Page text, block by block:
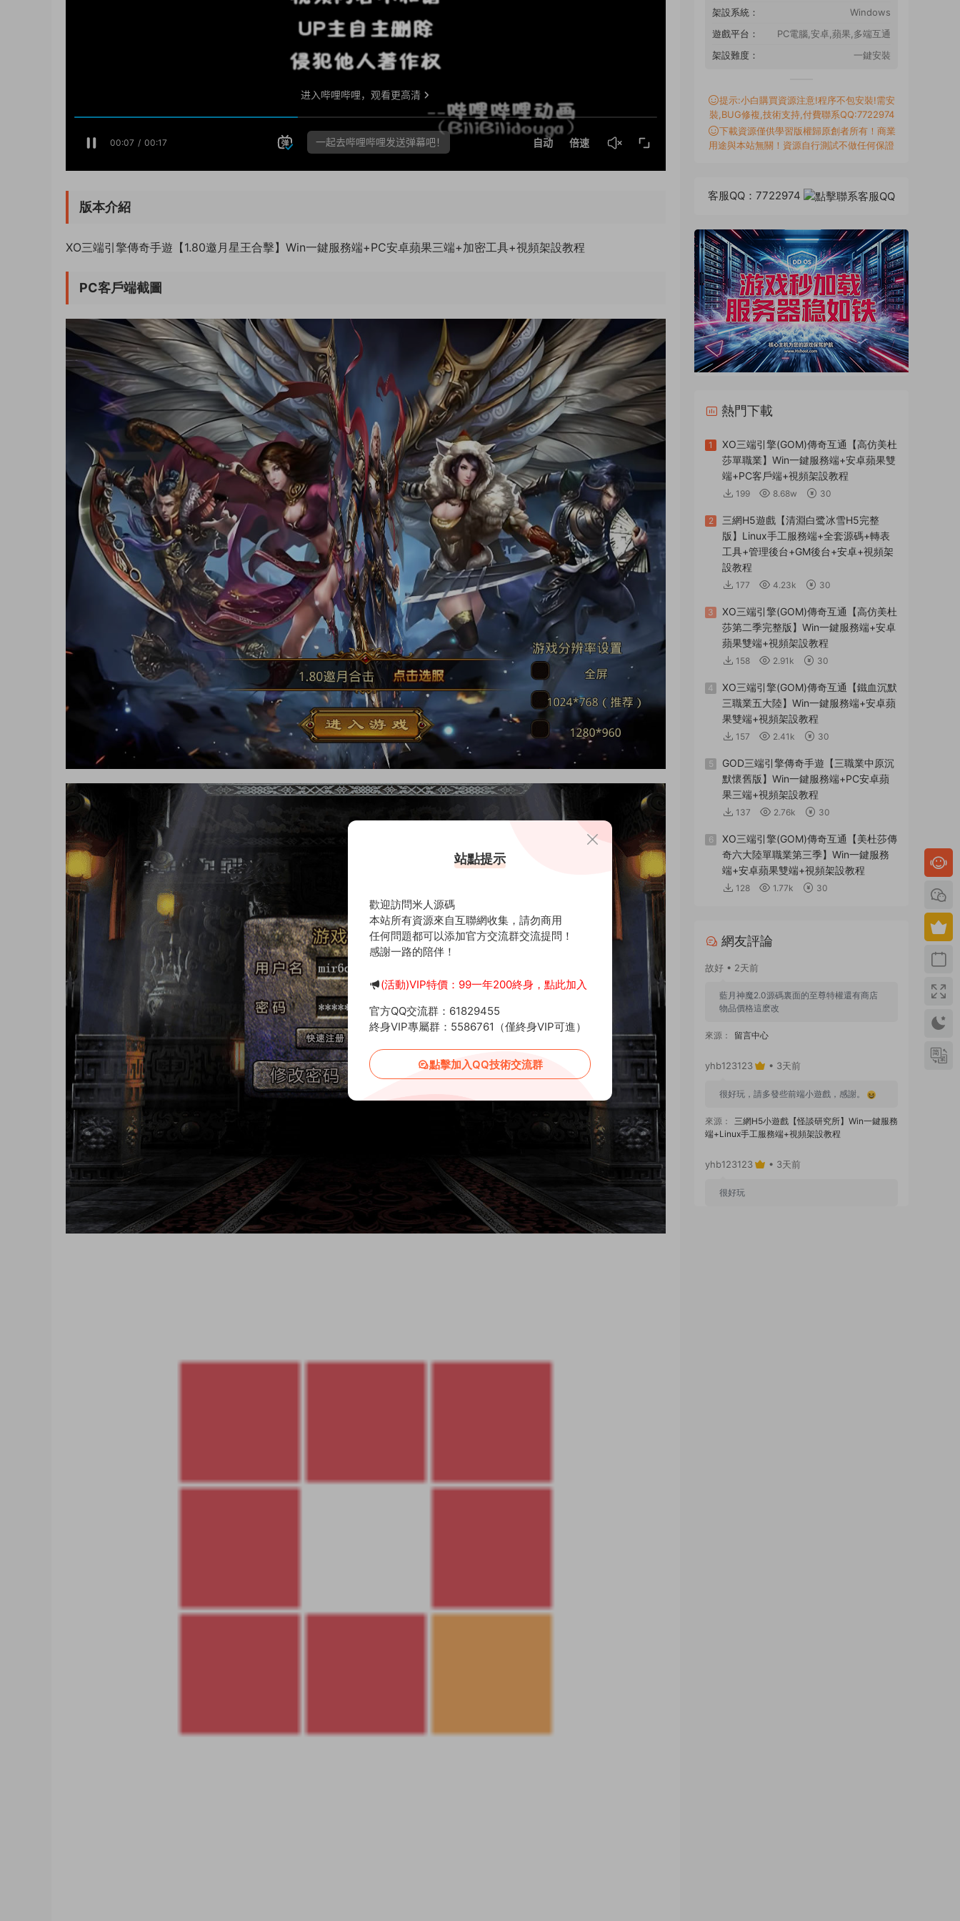
版本介紹
XO三端引擎傳奇手遊【1.80邀月星王合擊】Win一鍵服務端+PC安卓蘋果三端+加密工具+視頻架設教程
PC客戶端截圖
架設系統：
Windows
遊戲平台：
PC電腦,安卓,蘋果,多端互通
架設難度：
一鍵安裝
提示:小白購買資源注意!程序不包安裝!需安
裝,BUG修複,技術支持,付費聯系QQ:7722974
下載資源僅供學習版權歸原創者所有！商業
用途與本站無關！資源自行測試不做任何保證
客服QQ：7722974
熱門下載
1
XO三端引擎(GOM)傳奇互通【高仿美杜
莎單職業】Win一鍵服務端+安卓蘋果雙
端+PC客戶端+視頻架設教程
199 8.68w 30
2
三網H5遊戲【清淵白鹭冰雪H5完整
版】Linux手工服務端+全套源碼+轉表
工具+管理後台+GM後台+安卓+視頻架
設教程
177 4.23k 30
3
XO三端引擎(GOM)傳奇互通【高仿美杜
莎第二季完整版】Win一鍵服務端+安卓
蘋果雙端+視頻架設教程
158 2.91k 30
4
XO三端引擎(GOM)傳奇互通【鐵血沉默
三職業五大陸】Win一鍵服務端+安卓蘋
果雙端+視頻架設教程
157 2.41k 30
5
GOD三端引擎傳奇手遊【三職業中原沉
默懷舊版】Win一鍵服務端+PC安卓蘋
果三端+視頻架設教程
137 2.76k 30
6
XO三端引擎(GOM)傳奇互通【美杜莎傳
奇六大陸單職業第三季】Win一鍵服務
端+安卓蘋果雙端+視頻架設教程
128 1.77k 30
網友評論
故好 • 2天前
藍月神魔2.0源碼裏面的至尊特權還有商店
物品價格這麽改
來源： 留言中心
yhb123123 • 3天前
很好玩，請多發些前端小遊戲，感謝。
來源：
三網H5小遊戲【怪談研究所】Win一鍵服務
端+Linux手工服務端+視頻架設教程
yhb123123 • 3天前
很好玩
站點提示
歡迎訪問米人源碼
本站所有資源來自互聯網收集，請勿商用
任何問題都可以添加官方交流群交流提問！
感謝一路的陪伴！
(活動)VIP特價：99一年200終身，點此加入
官方QQ交流群：61829455
終身VIP專屬群：5586761（僅終身VIP可進）
點擊加入QQ技術交流群